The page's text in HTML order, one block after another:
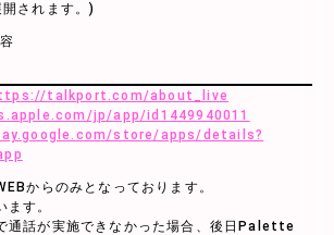
されます。)
talkport.com/about_live
jp/app/id1449940011
store/apps/details?
からのみとなっております。
す。
通話が実施できなかった場合、後日Palette